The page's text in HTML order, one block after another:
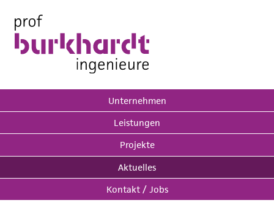
Unternehmen
Leistungen
Projekte
Aktuelles
Kontakt / Jobs